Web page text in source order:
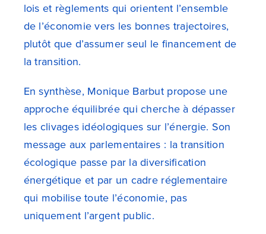
lois et règlements qui orientent l’ensemble
de l’économie vers les bonnes trajectoires,
plutôt que d’assumer seul le financement de
la transition.
En synthèse, Monique Barbut propose une
approche équilibrée qui cherche à dépasser
les clivages idéologiques sur l’énergie. Son
message aux parlementaires : la transition
écologique passe par la diversification
énergétique et par un cadre réglementaire
qui mobilise toute l’économie, pas
uniquement l’argent public.